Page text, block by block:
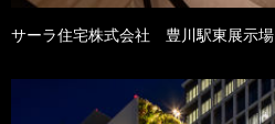
サーラ住宅株式会社 豊川駅東展示場